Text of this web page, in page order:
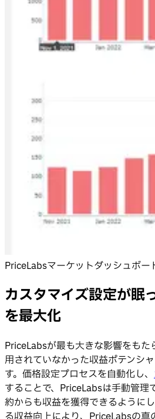
PriceLabsマーケットダッシュボー
カスタマイズ設定が眠
を最大化
PriceLabsが最も大きな影響をも
用されていなかった収益ポテンシ
す。価格設定プロセスを自動化し、
することで、PriceLabsは手動管理
約からも収益を獲得できるように